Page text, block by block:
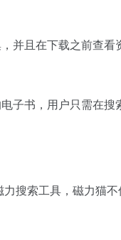
并且在下载之前查
子书，用户只需在
力搜索工具，磁力猫